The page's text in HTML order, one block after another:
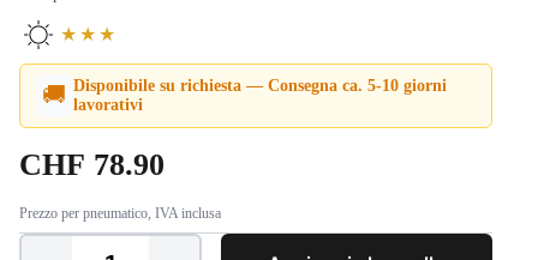
★★★
🚚 Disponibile su richiesta — Consegna ca. 5-10 giorni
lavorativi
CHF 78.90
Prezzo per pneumatico, IVA inclusa